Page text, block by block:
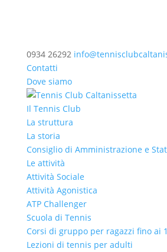
0934 26292
Contatti
Dove siamo
Il Tennis Club
La struttura
La storia
Consiglio di Amministrazione e
Le attività
Attività Sociale
Attività Agonistica
ATP Challenger
Scuola di Tennis
Corsi di gruppo per ragazzi fino ai
Lezioni di tennis per adulti